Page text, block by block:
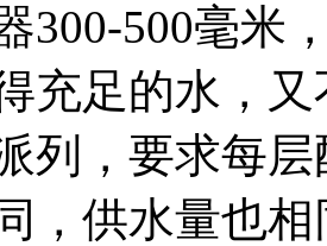
300-500毫米
充足的水，
列，要求每
，供水量也